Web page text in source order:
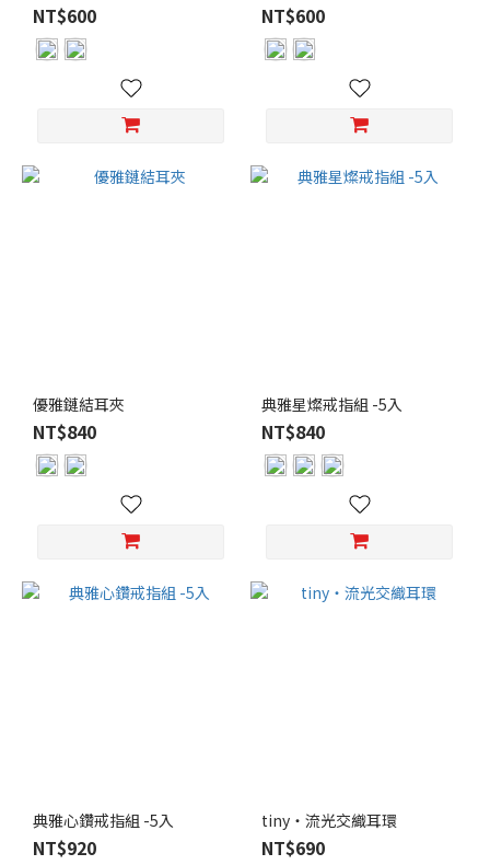
NT$600 NT$600
優雅鏈結耳夾
NT$840
典雅星燦戒指組 -5入
NT$840
典雅心鑽戒指組 -5入
NT$920
tiny・流光交織耳環
NT$690